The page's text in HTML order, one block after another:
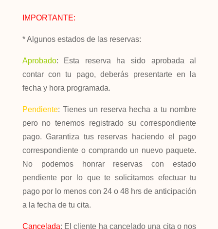
IMPORTANTE:
* Algunos estados de las reservas:
Aprobado: Esta reserva ha sido aprobada al
contar con tu pago, deberás presentarte en la
fecha y hora programada.
Pendiente: Tienes un reserva hecha a tu nombre
pero no tenemos registrado su correspondiente
pago. Garantiza tus reservas haciendo el pago
correspondiente o comprando un nuevo paquete.
No podemos honrar reservas con estado
pendiente por lo que te solicitamos efectuar tu
pago por lo menos con 24 o 48 hrs de anticipación
a la fecha de tu cita.
Cancelada: El cliente ha cancelado una cita o nos